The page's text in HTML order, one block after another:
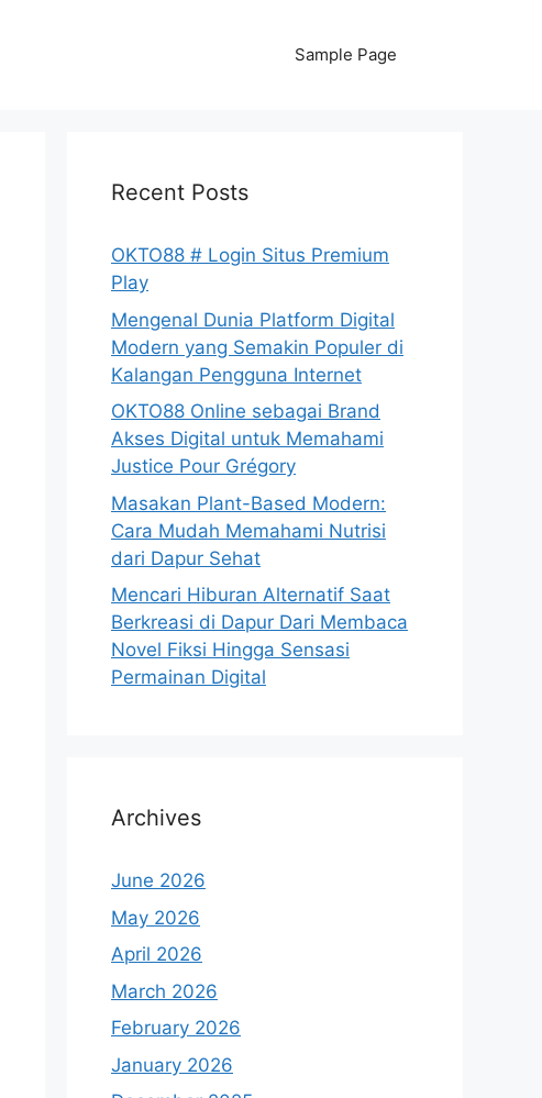
Sample Page
Recent Posts
OKTO88 # Login Situs Premium
Play
Mengenal Dunia Platform Digital
Modern yang Semakin Populer di
Kalangan Pengguna Internet
OKTO88 Online sebagai Brand
Akses Digital untuk Memahami
Justice Pour Grégory
Masakan Plant-Based Modern:
Cara Mudah Memahami Nutrisi
dari Dapur Sehat
Mencari Hiburan Alternatif Saat
Berkreasi di Dapur Dari Membaca
Novel Fiksi Hingga Sensasi
Permainan Digital
Archives
June 2026
May 2026
April 2026
March 2026
February 2026
January 2026